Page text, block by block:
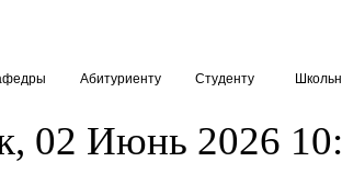
Абитуриенту Студенту
02 Июнь 2026